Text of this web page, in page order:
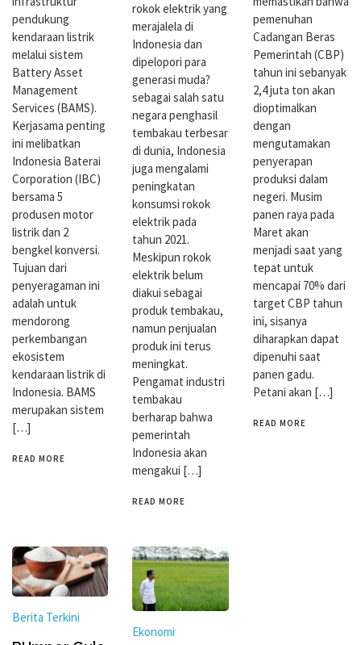
pendukung
kendaraan listrik
melalui sistem
Battery Asset
Management
Services (BAMS).
Kerjasama penting
ini melibatkan
Indonesia Baterai
Corporation (IBC)
bersama 5
produsen motor
listrik dan 2
bengkel konversi.
Tujuan dari
penyeragaman ini
adalah untuk
mendorong
perkembangan
ekosistem
kendaraan listrik di
Indonesia. BAMS
merupakan sistem
[…]
READ MORE
rokok elektrik yang
merajalela di
Indonesia dan
dipelopori para
generasi muda?
sebagai salah satu
negara penghasil
tembakau terbesar
di dunia, Indonesia
juga mengalami
peningkatan
konsumsi rokok
elektrik pada
tahun 2021.
Meskipun rokok
elektrik belum
diakui sebagai
produk tembakau,
namun penjualan
produk ini terus
meningkat.
Pengamat industri
tembakau
berharap bahwa
pemerintah
Indonesia akan
mengakui […]
READ MORE
pemenuhan
Cadangan Beras
Pemerintah (CBP)
tahun ini sebanyak
2,4 juta ton akan
dioptimalkan
dengan
mengutamakan
penyerapan
produksi dalam
negeri. Musim
panen raya pada
Maret akan
menjadi saat yang
tepat untuk
mencapai 70% dari
target CBP tahun
ini, sisanya
diharapkan dapat
dipenuhi saat
panen gadu.
Petani akan […]
READ MORE
Berita Terkini
Ekonomi